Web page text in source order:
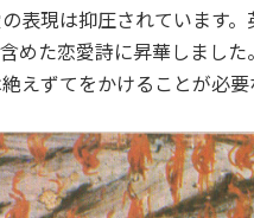
表現は抑圧されています。
めた恋愛詩に昇華しまし
えずてをかけることが必